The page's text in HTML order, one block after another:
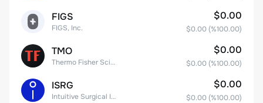
FIGS
FIGS, Inc.
$0.00
$0.00 (%100.00)
TMO
Thermo Fisher Scientific, Inc.
$0.00
$0.00 (%100.00)
ISRG
Intuitive Surgical Inc.
$0.00
$0.00 (%100.00)